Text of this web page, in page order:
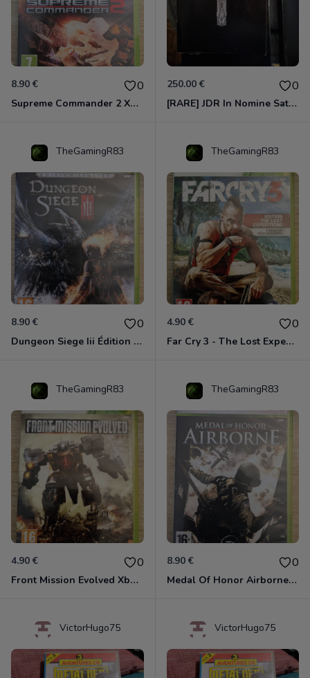
8.90 € 0
Supreme Commander 2 Xbox 360
250.00 € 0
[RARE] JDR In Nomine Satanis / Magna Veritas – 1ère Édition BOÎTE (DOS BLANC, 1989) - CROC / Siroz
TheGamingR83
8.90 € 0
Dungeon Siege Iii Édition Limitée - Vf Intégrale Xbox 360
TheGamingR83
4.90 € 0
Far Cry 3 - The Lost Expeditions - Edition Spéciale Xbox 360
TheGamingR83
4.90 € 0
Front Mission Evolved Xbox 360
TheGamingR83
8.90 € 0
Medal Of Honor Airborne Xbox 360
VictorHugo75 VictorHugo75